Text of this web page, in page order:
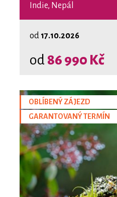
Indie, Nepál
od 17.10.2026
od 86 990 Kč
OBLÍBENÝ ZÁJEZD
GARANTOVANÝ TERMÍN